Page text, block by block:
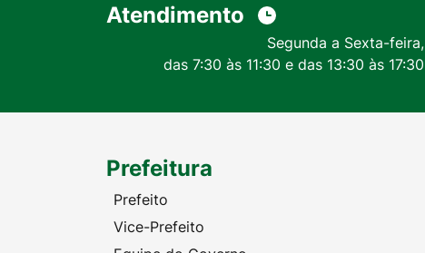
Atendimento
Segunda a Sexta-feira,
das 7:30 às 11:30 e das 13:30 às 17:30
Prefeitura
Prefeito
Vice-Prefeito